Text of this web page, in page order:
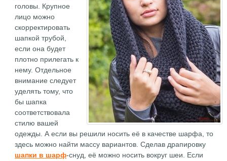
головы. Крупное
лицо можно
скорректировать
шапкой трубой,
если она будет
плотно прилегать к
нему. Отдельное
внимание следует
уделять тому, что
бы шапка
соответствовала
стилю вашей
одежды. А если вы решили носить её в качестве шарфа, то
здесь можно найти массу вариантов. Сделав драпировку
шапки в шарф-снуд, её можно носить вокруг шеи. Если